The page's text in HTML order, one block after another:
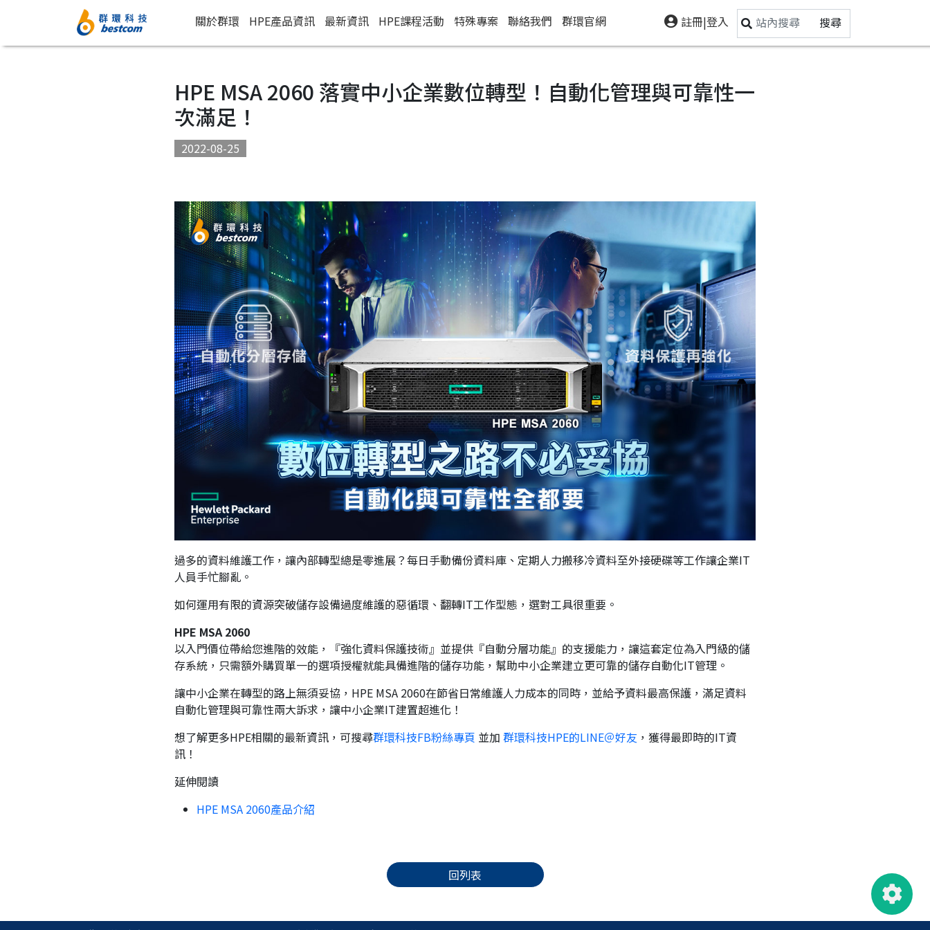
搜尋
註冊|登入
關於群環 HPE產品資訊 最新資訊 HPE課程活動 特殊專案 聯絡我們 群環官網
HPE MSA 2060 落實中小企業數位轉型！自動化管理與可靠性一
次滿足！
2022-08-25
過多的資料維護工作，讓內部轉型總是零進展？每日手動備份資料庫、定期人力搬移冷資料至外接硬碟等工作讓企業IT
人員手忙腳亂。
如何運用有限的資源突破儲存設備過度維護的惡循環、翻轉IT工作型態，選對工具很重要。
HPE MSA 2060
以入門價位帶給您進階的效能，『強化資料保護技術』並提供『自動分層功能』的支援能力，讓這套定位為入門級的儲
存系統，只需額外購買單一的選項授權就能具備進階的儲存功能，幫助中小企業建立更可靠的儲存自動化IT管理。
讓中小企業在轉型的路上無須妥協，HPE MSA 2060在節省日常維護人力成本的同時，並給予資料最高保護，滿足資料
自動化管理與可靠性兩大訴求，讓中小企業IT建置超進化！
想了解更多HPE相關的最新資訊，可搜尋群環科技FB粉絲專頁 並加群環科技HPE的LINE＠好友 ，獲得最即時的IT資
訊！
延伸閱讀
HPE MSA 2060產品介紹
回列表